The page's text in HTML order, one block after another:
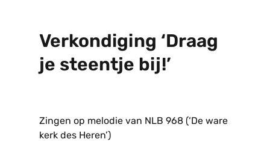
Verkondiging ‘Draag
je steentje bij!’
Zingen op melodie van NLB 968 (‘De ware
kerk des Heren’)